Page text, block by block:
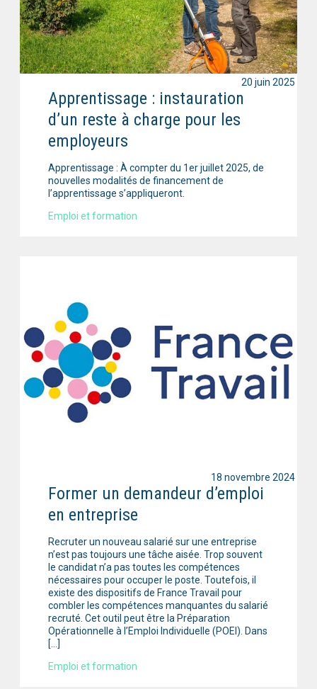
Apprentissage : instauration
d’un reste à charge pour les
employeurs
Apprentissage : À compter du 1er juillet 2025, de
nouvelles modalités de financement de
l’apprentissage s’appliqueront.
Emploi et formation
20 juin 2025
Former un demandeur d’emploi
en entreprise
Recruter un nouveau salarié sur une entreprise
n’est pas toujours une tâche aisée. Trop souvent
le candidat n’a pas toutes les compétences
nécessaires pour occuper le poste. Toutefois, il
existe des dispositifs de France Travail pour
combler les compétences manquantes du salarié
recruté. Cet outil peut être la Préparation
Opérationnelle à l’Emploi Individuelle (POEI). Dans
[…]
Emploi et formation
18 novembre 2024